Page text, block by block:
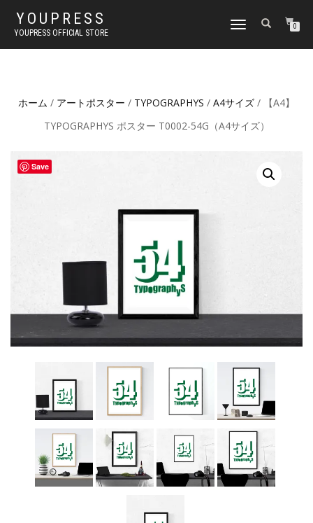
YOUPRESS
YOUPRESS OFFICIAL STORE
ナ
ゲ
ン
り
0
ホーム / アートポスター / TYPOGRAPHYS / A4サイズ / 【A4】
TYPOGRAPHYS ポスター T0002-54G（A4サイズ）
Save